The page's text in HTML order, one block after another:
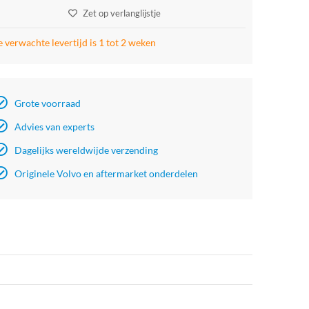
Zet op verlanglijstje
verwachte levertijd is 1 tot 2 weken
Grote voorraad
Advies van experts
Dagelijks wereldwijde verzending
Originele Volvo en aftermarket onderdelen